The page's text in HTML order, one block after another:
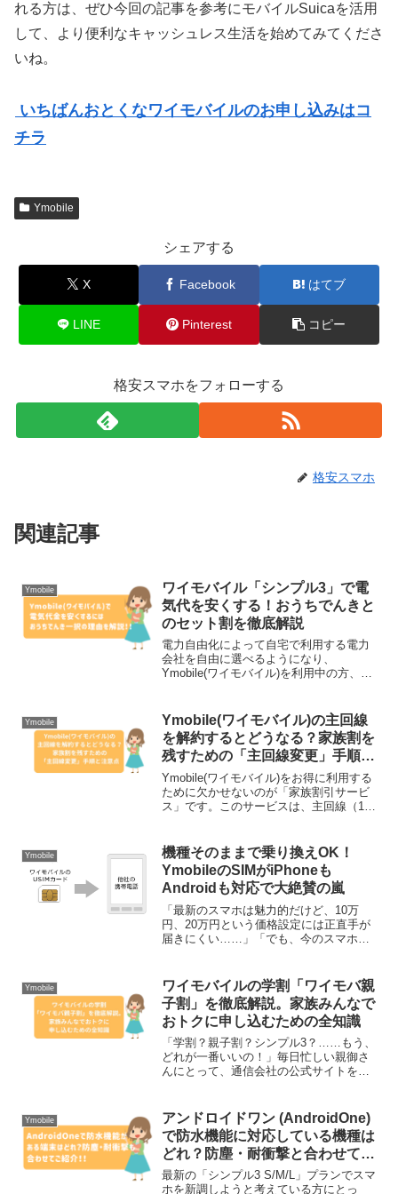
れる方は、ぜひ今回の記事を参考にモバイルSuicaを活用
して、より便利なキャッシュレス生活を始めてみてくださ
いね。
いちばんおとくなワイモバイルのお申し込みはコ
チラ
Ymobile
シェアする
X Facebook はてブ
LINE Pinterest コピー
格安スマホをフォローする
格安スマホ
関連記事
Ymobile
ワイモバイル「シンプル3」で電
気代を安くする！おうちでんきと
のセット割を徹底解説
電力自由化によって自宅で利用する電力
会社を自由に選べるようになり、
Ymobile(ワイモバイル)を利用中の方、あ
くなる「おうち割 でんきセット（A）」
の活用が断然おすす...
Ymobile
Ymobile(ワイモバイル)の主回線
を解約するとどうなる？家族割を
残すための「主回線変更」手順と
注意点
Ymobile(ワイモバイル)をお得に利用する
ために欠かせないのが「家族割引サービ
ス」です。このサービスは、主回線（1回
毎月1,100円（税込）を割引してくれる非
常に...
Ymobile
機種そのままで乗り換えOK！
YmobileのSIMがiPhoneも
Androidも対応で大絶賛の嵐
「最新のスマホは魅力的だけど、10万
円、20万円という価格設定には正直手が
届きにくい……」「でも、今のスマホ代
つては「安くするなら機種も新しく買い
替える」のが当たり前で...
Ymobile
ワイモバイルの学割「ワイモバ親
子割」を徹底解説。家族みんなで
おトクに申し込むための全知識
「学割？親子割？シンプル3？……もう、
どれが一番いいの！」毎日忙しい親御さ
んにとって、通信会社の公式サイトを隅
に私が「結局、いくらになるの？」「ど
の機種を選べばいいの？...
Ymobile
アンドロイドワン (AndroidOne)
で防水機能に対応している機種は
どれ？防塵・耐衝撃と合わせてご
紹介！
最新の「シンプル3 S/M/L」プランでスマ
ホを新調しようと考えている方にとっ